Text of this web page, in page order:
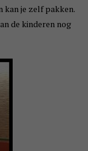
kan je zelf pakken.
de kinderen nog